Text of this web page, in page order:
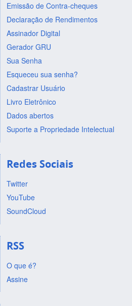
Emissão de Contra-cheques
Declaração de Rendimentos
Assinador Digital
Gerador GRU
Sua Senha
Esqueceu sua senha?
Cadastrar Usuário
Livro Eletrônico
Dados abertos
Suporte a Propriedade Intelectual
Redes Sociais
Twitter
YouTube
SoundCloud
RSS
O que é?
Assine